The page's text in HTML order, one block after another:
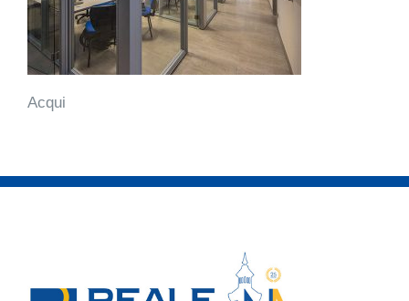
Acqui